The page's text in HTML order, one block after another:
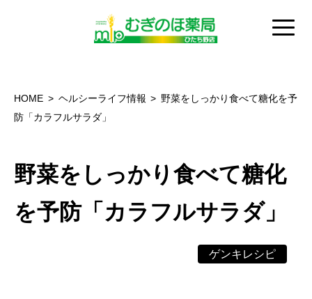
HOME ヘルシーライフ情報
野菜をしっかり食べて糖化を予
防「カラフルサラダ」
野菜をしっかり食べて糖化
を予防「カラフルサラダ」
ゲンキレシピ